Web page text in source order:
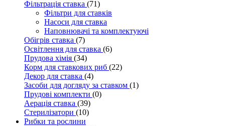
Фільтрація ставка (71)
Фільтри для ставків
Насоси для ставка
Наповнювачі та комплектуючі
Обігрів ставка (7)
Освітлення для ставка (6)
Прудова хімія (34)
Корм для ставкових риб (22)
Декор для ставка (4)
Засоби для догляду за ставком (1)
Прудові комплекти (0)
Аерація ставка (39)
Стерилізатори (10)
Рибки та рослини